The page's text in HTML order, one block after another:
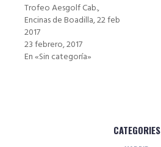
Trofeo Aesgolf Cab.,
Encinas de Boadilla, 22 feb
2017
23 febrero, 2017
En «Sin categoría»
CATEGORIES